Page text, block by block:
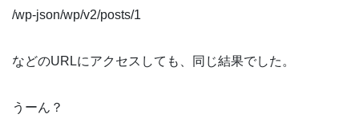
/wp-json/wp/v2/posts/1
などのURLにアクセスしても、同じ結果でした。
うーん？